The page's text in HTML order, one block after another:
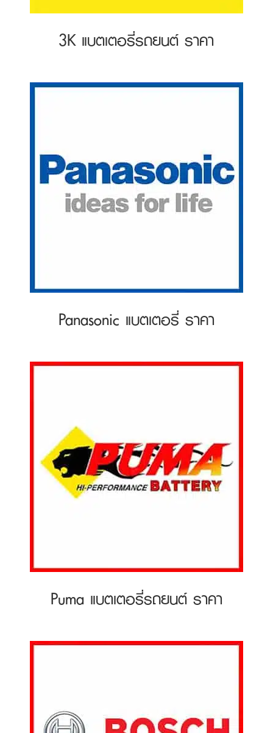
3K แบตเตอรี่รถยนต์ ราคา
Panasonic แบตเตอรี่ ราคา
Puma แบตเตอรี่รถยนต์ ราคา